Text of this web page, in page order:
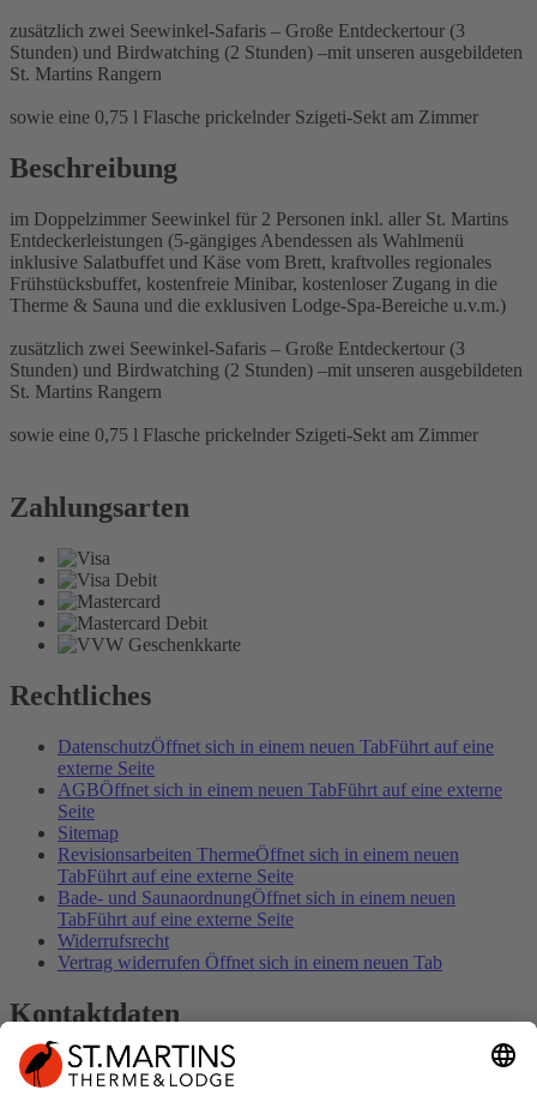
zusätzlich zwei Seewinkel-Safaris – Große Entdeckertour (3
Stunden) und Birdwatching (2 Stunden) –mit unseren ausgebildeten
St. Martins Rangern
sowie eine 0,75 l Flasche prickelnder Szigeti-Sekt am Zimmer
Beschreibung
im Doppelzimmer Seewinkel für 2 Personen inkl. aller St. Martins
Entdeckerleistungen (5-gängiges Abendessen als Wahlmenü
inklusive Salatbuffet und Käse vom Brett, kraftvolles regionales
Frühstücksbuffet, kostenfreie Minibar, kostenloser Zugang in die
Therme & Sauna und die exklusiven Lodge-Spa-Bereiche u.v.m.)
zusätzlich zwei Seewinkel-Safaris – Große Entdeckertour (3
Stunden) und Birdwatching (2 Stunden) –mit unseren ausgebildeten
St. Martins Rangern
sowie eine 0,75 l Flasche prickelnder Szigeti-Sekt am Zimmer
Zahlungsarten
Rechtliches
DatenschutzÖffnet sich in einem neuen TabFührt auf eine
externe Seite
AGBÖffnet sich in einem neuen TabFührt auf eine externe
Seite
Sitemap
Revisionsarbeiten ThermeÖffnet sich in einem neuen
TabFührt auf eine externe Seite
Bade- und SaunaordnungÖffnet sich in einem neuen
TabFührt auf eine externe Seite
Widerrufsrecht
Vertrag widerrufen Öffnet sich in einem neuen Tab
Kontaktdaten
Kontakt
Impressum